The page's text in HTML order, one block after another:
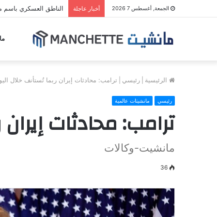
الجمعة, أغسطس 7 2026 أخبار عاجلة الناطق العسكري باسم
الرئيسية رئيسي ترامب: محادثات إيران ربما تُستأنف خلال
رئيسي مانشيتات عالمية
ترامب: محادثات
مانشيت-وكالات
36